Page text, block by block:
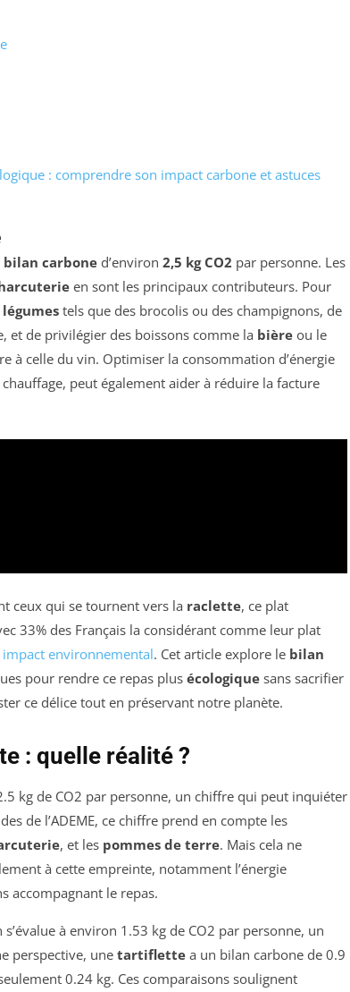
: comprendre son impact carbone et astuces
bilan carbone d’environ 2,5 kg CO2 par personne. Les
en sont les principaux contributeurs. Pour
légumes tels que des brocolis ou des champignons, de
et de privilégier des boissons comme la bière ou le
à celle du vin. Optimiser la consommation d’énergie
peut également aider à réduire la facture
ceux qui se tournent vers la raclette, ce plat
33% des Français la considérant comme leur plat
impact environnemental. Cet article explore le bilan
pour rendre ce repas plus écologique sans sacrifier
ce délice tout en préservant notre planète.
: quelle réalité ?
kg de CO2 par personne, un chiffre qui peut inquiéter
de l’ADEME, ce chiffre prend en compte les
, et les pommes de terre. Mais cela ne
à cette empreinte, notamment l’énergie
accompagnant le repas.
à environ 1.53 kg de CO2 par personne, un
perspective, une tartiflette a un bilan carbone de 0.9
0.24 kg. Ces comparaisons soulignent